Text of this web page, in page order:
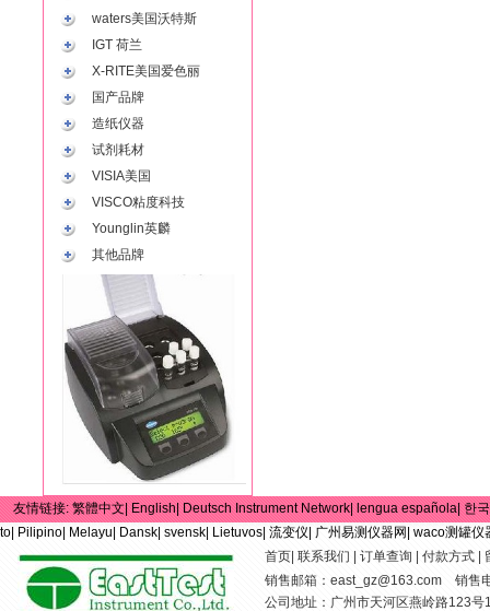
waters美国沃特斯
IGT 荷兰
X-RITE美国爱色丽
国产品牌
造纸仪器
试剂耗材
VISIA美国
VISCO粘度科技
Younglin英麟
其他品牌
友情链接: 繁體中文| English| Deutsch Instrument Network| lengua española| 한
to| Pilipino| Melayu| Dansk| svensk| Lietuvos| 流变仪| 广州易测仪器网| waco测罐仪
首页 联系我们 订单查询 付款方式
销售邮箱： east_gz@163.com 销售
公司地址：广州市天河区燕岭路123